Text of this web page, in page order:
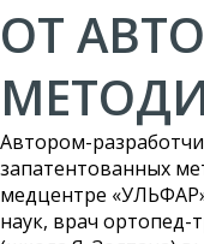
ОТ
Автором-
запатентованных
медцентре
наук, врач ортопед-